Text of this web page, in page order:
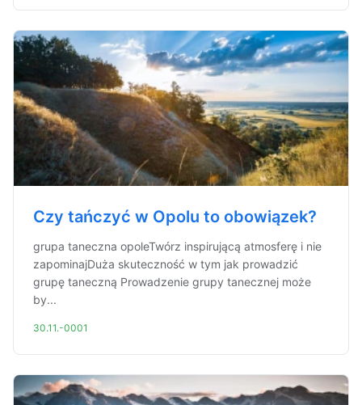
Czy tańczyć w Opolu to obowiązek?
grupa taneczna opoleTwórz inspirującą atmosferę i nie
zapominajDuża skuteczność w tym jak prowadzić
grupę taneczną Prowadzenie grupy tanecznej może
by...
30.11.-0001